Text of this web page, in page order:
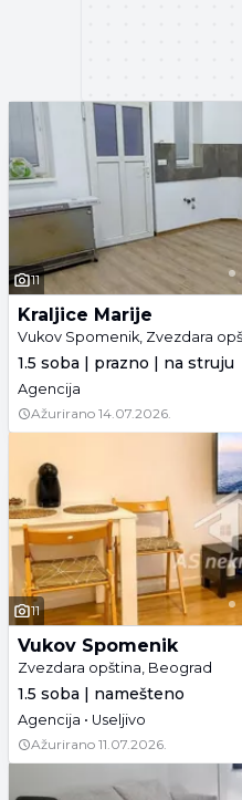
11
Kraljice Marije
1.5 soba | prazno | na struju
Agencija
Ažurirano 14.07.2026.
11
Vukov Spomenik
Zvezdara opština, Beograd
1.5 soba | namešteno
Agencija • Useljivo
Ažurirano 11.07.2026.